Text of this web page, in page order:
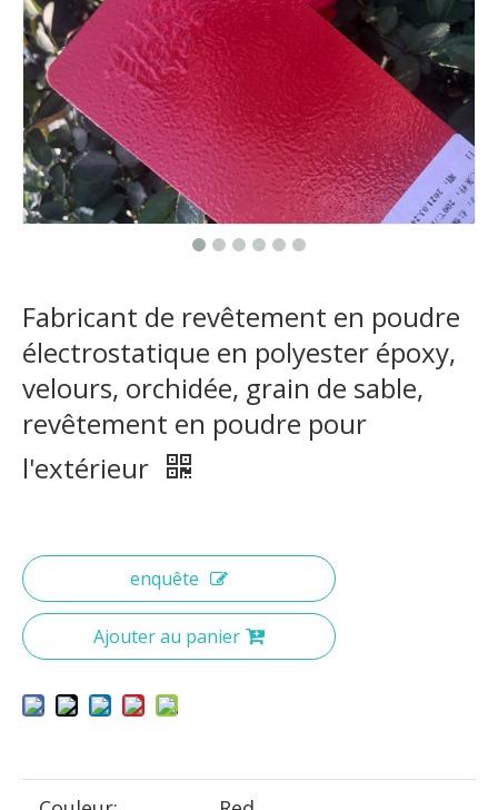
Fabricant de revêtement en poudre
électrostatique en polyester époxy,
velours, orchidée, grain de sable,
revêtement en poudre pour
l'extérieur
enquête
Ajouter au panier